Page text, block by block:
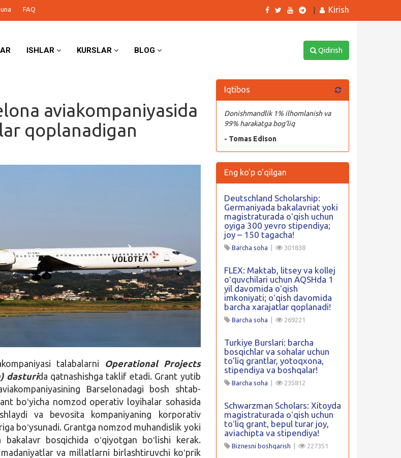
FAQ Kirish
ISHLAR KURSLAR BLOG Qidirish
aviakompaniyasida
qoplanadigan
talabalarni
Operational Projects
dasturida qatnashishga taklif etadi. Grant yutib
Barselonadagi bosh shtab-
boʻyicha nomzod operativ loyihalar sohasida
va bevosita kompaniyaning korporativ
boʻysunadi. Grantga nomzod muhandislik yoki
bakalavr bosqichida oʻqiyotgan boʻlishi kerak.
va millatlarni birlashtiruvchi koʻprik
Iqtibos
Donishmandlik 1% ilhomlanish va
99% harakatga bog’liq
- Tomas Edison
Eng ko'p o'qilgan
Deutschland Scholarship:
Germaniyada bakalavriat yoki
magistraturada oʻqish uchun
oyiga 300 yevro stipendiya;
joy – 150 tagacha!
Barcha soha 301838
FLEX: Maktab, litsey va kollej
oʻquvchilari uchun AQSHda 1
yil davomida oʻqish
imkoniyati; oʻqish davomida
barcha xarajatlar qoplanadi!
Barcha soha 269221
Turkiye Burslari: barcha
bosqichlar va sohalar uchun
to’liq grantlar, yotoqxona,
stipendiya va boshqalar!
Barcha soha 235812
Schwarzman Scholars: Xitoyda
magistraturada oʻqish uchun
toʻliq grant, bepul turar joy,
aviachipta va stipendiya!
Biznesni boshqarish 227351